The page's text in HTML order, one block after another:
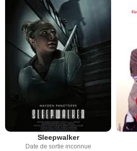
Sleepwalker
Date de sortie inconnue